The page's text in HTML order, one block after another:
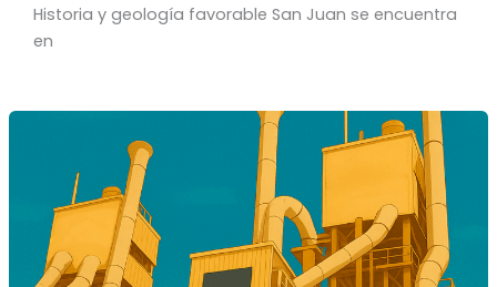
Historia y geología favorable San Juan se encuentra
en